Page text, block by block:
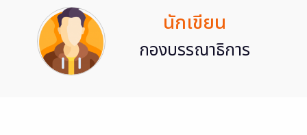
นักเขียน
กองบรรณาธิการ